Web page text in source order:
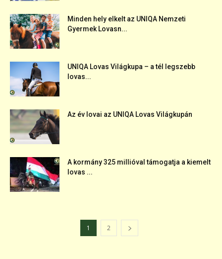
Minden hely elkelt az UNIQA Nemzeti
Gyermek Lovasn...
UNIQA Lovas Világkupa – a tél legszebb
lovas...
Az év lovai az UNIQA Lovas Világkupán
A kormány 325 millióval támogatja a kiemelt
lovas ...
1 2